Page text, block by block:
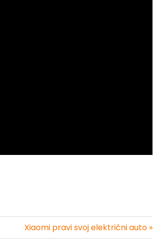
Xiaomi pravi svoj električni auto »